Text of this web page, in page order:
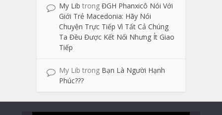
My Lib trong ĐGH Phanxicô Nói Với
Giới Trẻ Macedonia: Hãy Nói
Chuyện Trực Tiếp Vì Tất Cả Chúng
Ta Đều Được Kết Nối Nhưng Ít Giao
Tiếp
My Lib trong Bạn Là Người Hạnh
Phúc???